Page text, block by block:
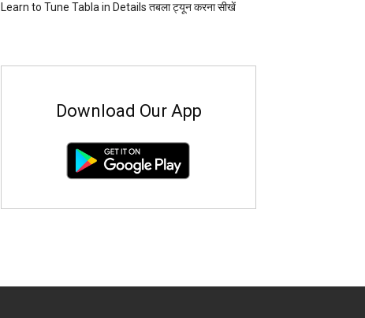
Learn to Tune Tabla in Details तबला ट्यून करना सीखें
Download Our App